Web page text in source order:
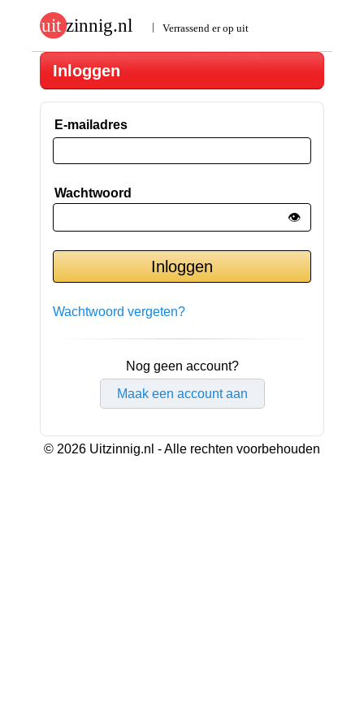
Inloggen
E-mailadres
Wachtwoord
👁️
Wachtwoord vergeten?
Nog geen account?
Maak een account aan
© 2026 Uitzinnig.nl - Alle rechten voorbehouden